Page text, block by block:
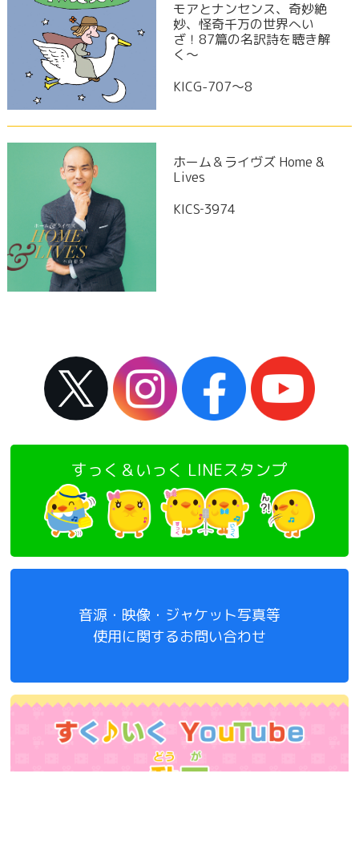
モアとナンセンス、奇妙絶
妙、怪奇千万の世界へい
ざ！87篇の名訳詩を聴き解
く～
KICG-707〜8
ホーム＆ライヴズ Home &
Lives
KICS‐3974
すっく＆いっく LINEスタンプ
音源・映像・ジャケット写真等
使用に関するお問い合わせ